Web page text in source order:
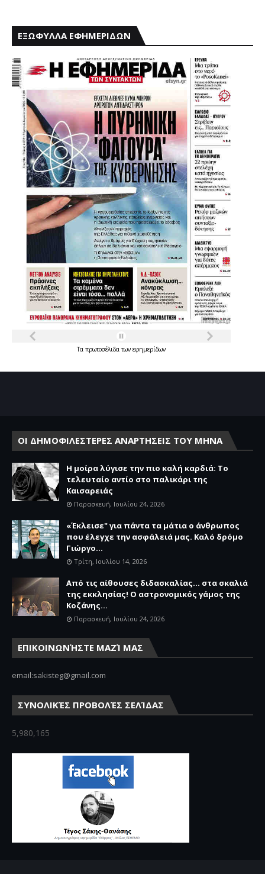
ΕΞΩΦΥΛΛΑ ΕΦΗΜΕΡΙΔΩΝ
Τα πρωτοσέλιδατων εφημερίδων
ΟΙ ΔΗΜΟΦΙΛΕΣΤΕΡΕΣ ΑΝΑΡΤΗΣΕΙΣ ΤΟΥ ΜΗΝΑ
Η μοίρα λύγισε την πιο καλή καρδιά: Το
τελευταίο αντίο στο παλικάρι της
Καισαρειάς
Παρασκευή, Ιουλίου 24, 2026
«Έκλεισε" για πάντα τα μάτια ο άνθρωπος
που έλεγχε την ασφάλειά μας. Καλό δρόμο
Γιώργο...
Τρίτη, Ιουλίου 14, 2026
Από τις αίθουσες διδασκαλίας… στα σκαλιά
της εκκλησίας! Ο αστρονομικός γάμος της
Κοζάνης...
Παρασκευή, Ιουλίου 24, 2026
ΕΠΙΚΟΙΝΩΝΉΣΤΕ ΜΑΖΊ ΜΑΣ
email:sakisteg@gmail.com
ΣΥΝΟΛΙΚΈΣ ΠΡΟΒΟΛΈΣ ΣΕΛΊΔΑΣ
5,980,165